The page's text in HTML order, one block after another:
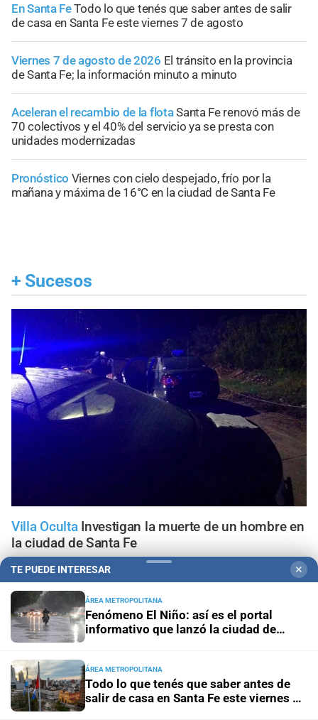
En Santa FeTodo lo que tenés que saber antes de salir
de casa en Santa Fe este viernes 7 de agosto
Viernes 7 de agosto de 2026 El tránsito en la provincia
de Santa Fe; la información minuto a minuto
Aceleran el recambio de la flotaSanta Fe renovó más de
70 colectivos y el 40% del servicio ya se presta con
unidades modernizadas
Pronóstico Viernes con cielo despejado, frío por la
mañana y máxima de 16°C en la ciudad de Santa Fe
+ Sucesos
Villa Oculta Investigan la muerte de un hombre en
la ciudad de Santa Fe
Hay siete heridosChocaron un tren y un colectivo a
metros de La Bombonera
TribunalesPrisión preventiva para dos hermanos
acusados por un brutal asalto contra un adolescente en
Santa Fe
Allanamientos simultáneos Diez detenidos por un
megaoperativo contra el microtráfico en San Justo
TE PUEDE INTERESAR ✕
ÁREA METROPOLITANA
Fenómeno El Niño: así es el portal
informativo que lanzó la ciudad de
ÁREA METROPOLITANA
Todo lo que tenés que saber antes de
salir de casa en Santa Fe este viernes 7